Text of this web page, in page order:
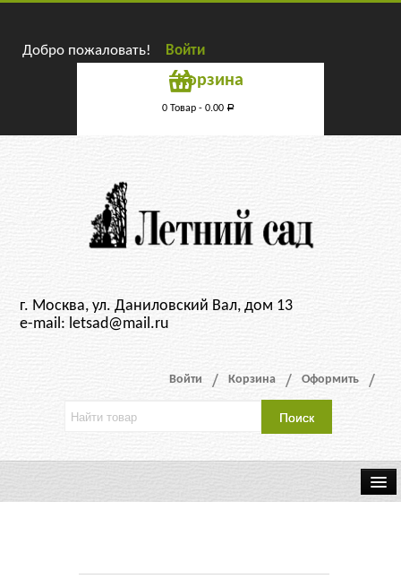
Добро пожаловать! Войти
Корзина
0 Товар - 0.00 Р
г. Москва, ул. Даниловский Вал, дом 13
e-mail: letsad@mail.ru
Войти Корзина Оформить